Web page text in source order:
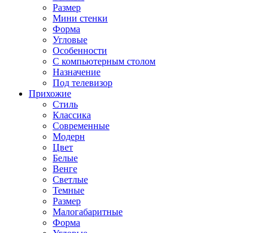
Размер
Мини стенки
Форма
Угловые
Особенности
С компьютерным столом
Назначение
Под телевизор
Прихожие
Стиль
Классика
Современные
Модерн
Цвет
Белые
Венге
Светлые
Темные
Размер
Малогабаритные
Форма